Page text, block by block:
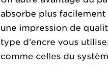
absorbe plus
une impression de
type d’encre vous
comme celles du